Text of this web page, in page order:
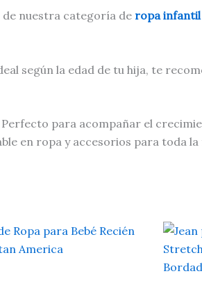
nuestra categoría de ropa
según la edad de tu hija, te
para acompañar el
en ropa y accesorios para toda la